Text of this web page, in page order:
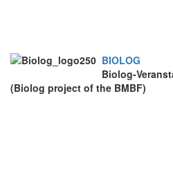
BIOLOG
Biolog-
(Biolog project of the BMBF)